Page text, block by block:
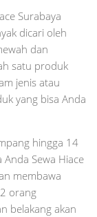
Surabaya
dicari oleh
dan
satu produk
jenis atau
yang bisa Anda
hingga 14
Sewa Hiace
membawa
orang
belakang akan